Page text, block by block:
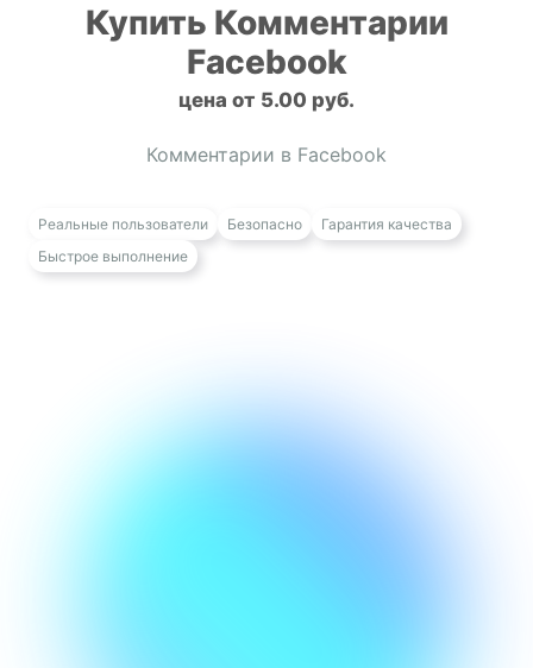
Купить Комментарии
Facebook
цена от 5.00 руб.
Комментарии в Facebook
Реальные пользователи Безопасно
Гарантия качества
Быстрое выполнение